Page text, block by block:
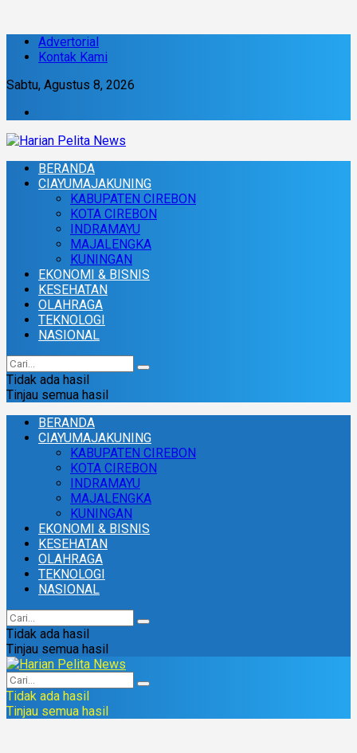
Advertorial
Kontak Kami
Sabtu, Agustus 8, 2026
BERANDA
CIAYUMAJAKUNING
KABUPATEN CIREBON
KOTA CIREBON
INDRAMAYU
MAJALENGKA
KUNINGAN
EKONOMI & BISNIS
KESEHATAN
OLAHRAGA
TEKNOLOGI
NASIONAL
Tidak ada hasil
Tinjau semua hasil
BERANDA
CIAYUMAJAKUNING
KABUPATEN CIREBON
KOTA CIREBON
INDRAMAYU
MAJALENGKA
KUNINGAN
EKONOMI & BISNIS
KESEHATAN
OLAHRAGA
TEKNOLOGI
NASIONAL
Tidak ada hasil
Tinjau semua hasil
Tidak ada hasil
Tinjau semua hasil